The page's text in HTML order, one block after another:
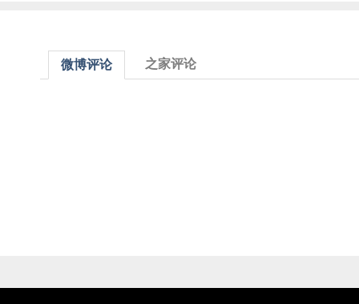
微博评论 之家评论